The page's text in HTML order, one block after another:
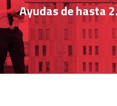
Ayudas de hasta